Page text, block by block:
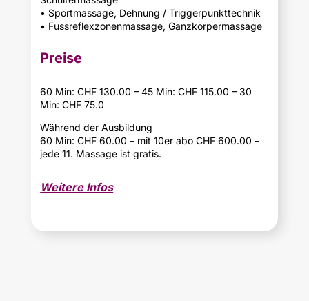
• Sportmassage, Dehnung / Triggerpunkttechnik
• Fussreflexzonenmassage, Ganzkörpermassage
Preise
60 Min: CHF 130.00 – 45 Min: CHF 115.00 – 30
Min: CHF 75.0
Während der Ausbildung
60 Min: CHF 60.00 – mit 10er abo CHF 600.00 –
jede 11. Massage ist gratis.
Weitere Infos